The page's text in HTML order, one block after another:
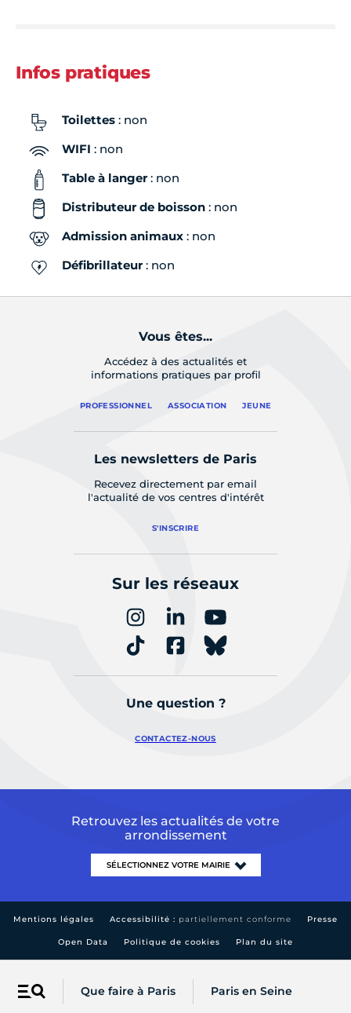
Menu Que faire à Paris Paris en Seine
Infos pratiques
Toilettes : non
WIFI : non
Table à langer: non
Distributeur de boisson : non
Admission animaux : non
Défibrillateur: non
Vous êtes...
Accédez à des actualités et
informations pratiques par profil
PROFESSIONNEL ASSOCIATION JEUNE
Les newsletters de Paris
Recevez directement par email
l'actualité de vos centres d'intérêt
S'INSCRIRE
Sur les réseaux
Une question ?
CONTACTEZ-NOUS
Retrouvez les actualités de votre
arrondissement
Mentions légales Accessibilité : partiellement conforme Presse
Open Data Politique de cookies Plan du site